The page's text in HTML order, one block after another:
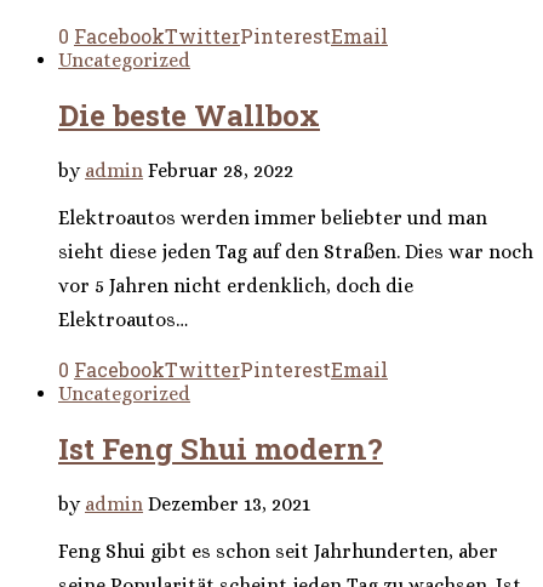
0 FacebookTwitterPinterestEmail
Uncategorized
Die beste Wallbox
by admin Februar 28, 2022
Elektroautos werden immer beliebter und man
sieht diese jeden Tag auf den Straßen. Dies war noch
vor 5 Jahren nicht erdenklich, doch die
Elektroautos…
0 FacebookTwitterPinterestEmail
Uncategorized
Ist Feng Shui modern?
by admin Dezember 13, 2021
Feng Shui gibt es schon seit Jahrhunderten, aber